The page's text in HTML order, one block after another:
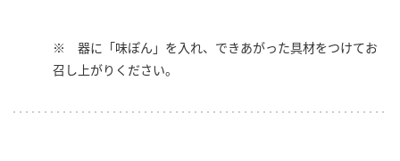
※ 器に「味ぽん」を入れ、できあがった具材をつけてお
召し上がりください。